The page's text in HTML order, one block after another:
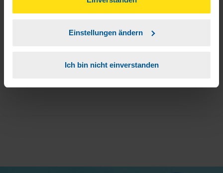
unserer➔ Datenschutzrichtliniezustimmen.
Einstellungen ändern
Ich bin nicht einverstanden
Sie erhalten von mir Ihr Einmal-Passwort.
eingeben und los geht's.